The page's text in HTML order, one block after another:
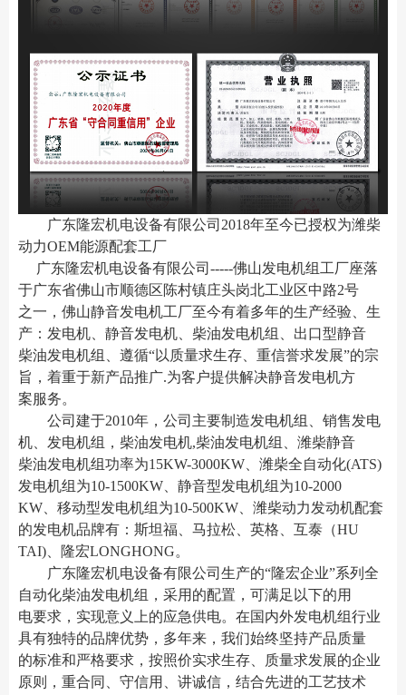
广东隆宏机电设备有限公司2018年至今已授权为潍柴
动力OEM能源配套工厂
广东隆宏机电设备有限公司-----佛山发电机组工厂座落
于广东省佛山市顺德区陈村镇庄头岗北工业区中路2号
之一 ，佛山静音发电机工厂至今有着多年的生产经验、生
产：发电机、静音发电机、柴油发电机组、出口型静音
柴油发电机组、遵循“以质量求生存、重信誉求发展”的宗
旨，着重于新产品推广.为客户提供解决静音发电机方
案服务。
公司建于2010年，公司主要制造发电机组、销售发电
机、发电机组，柴油发电机,柴油发电机组、潍柴静音
柴油发电机组功率为15KW-3000KW、潍柴全自动化(ATS)
发电机组为10-1500KW、静音型发电机组为10-2000
KW、移动型发电机组为10-500KW、潍柴动力发动机配套
的发电机品牌有：斯坦福、马拉松、英格、互泰（HU
TAI)、隆宏LONGHONG。
广东隆宏机电设备有限公司生产的“隆宏企业”系列全
自动化柴油发电机组，采用的配置，可满足以下的用
电要求，实现意义上的应急供电。在国内外发电机组行业
具有独特的品牌优势，多年来，我们始终坚持产品质量
的标准和严格要求，按照价实求生存、质量求发展的企业
原则，重合同、守信用、讲诚信，结合先进的工艺技术